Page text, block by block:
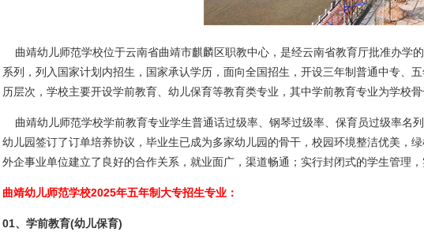
曲靖幼儿师范学校位于云南省曲靖市麒麟区职教中心，是经云南省教育厅批准办学
系列，列入国家计划内招生，国家承认学历，面向全国招生，开设三年制普通中专、
历层次，学校主要开设学前教育、幼儿保育等教育类专业，其中学前教育专业为学校骨
曲靖幼儿师范学校学前教育专业学生普通话过级率、钢琴过级率、保育员过级率名
幼儿园签订了订单培养协议，毕业生已成为多家幼儿园的骨干，校园环境整洁优美，
外企事业单位建立了良好的合作关系，就业面广，渠道畅通；实行封闭式的学生管理，
曲靖幼儿师范学校2025年五年制大专招生专业：
01、学前教育(幼儿保育)